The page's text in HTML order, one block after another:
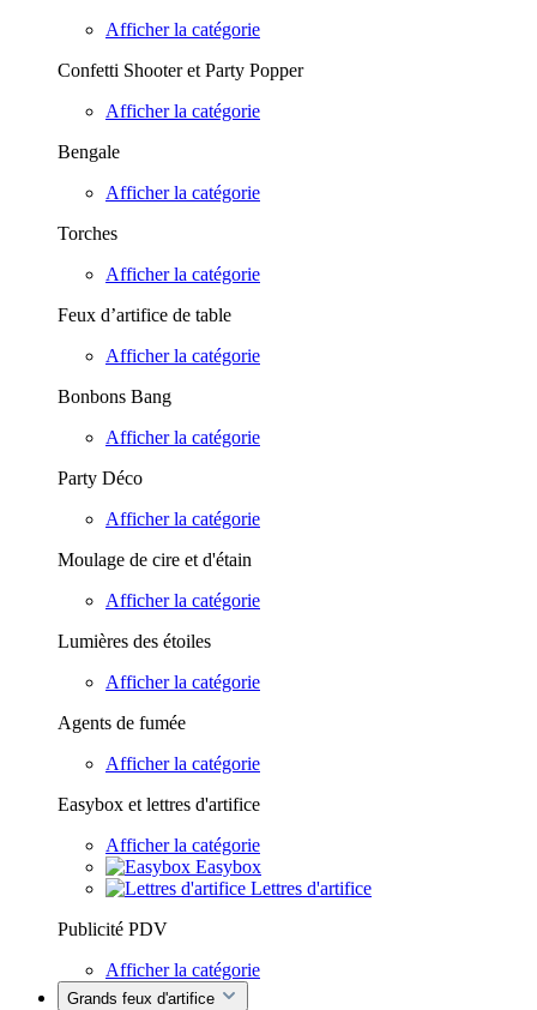
Afficher la catégorie
Confetti Shooter et Party Popper
Afficher la catégorie
Bengale
Afficher la catégorie
Torches
Afficher la catégorie
Feux d’artifice de table
Afficher la catégorie
Bonbons Bang
Afficher la catégorie
Party Déco
Afficher la catégorie
Moulage de cire et d'étain
Afficher la catégorie
Lumières des étoiles
Afficher la catégorie
Agents de fumée
Afficher la catégorie
Easybox et lettres d'artifice
Afficher la catégorie
Easybox
Lettres d'artifice
Publicité PDV
Afficher la catégorie
Grands feux d'artifice